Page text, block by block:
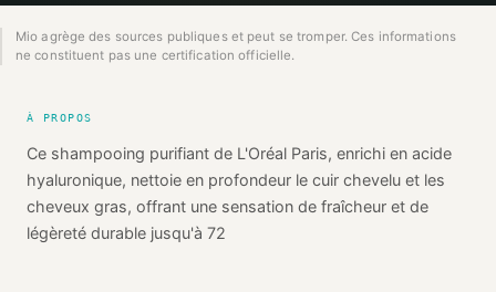
Mio agrège des sources publiques et peut se tromper. Ces informations
ne constituent pas une certification officielle.
À PROPOS
Ce shampooing purifiant de L'Oréal Paris, enrichi en acide
hyaluronique, nettoie en profondeur le cuir chevelu et les
cheveux gras, offrant une sensation de fraîcheur et de
légèreté durable jusqu'à 72